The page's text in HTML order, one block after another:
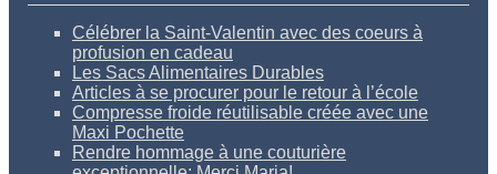
Célébrer la Saint-Valentin avec des coeurs à
profusion en cadeau
Les Sacs Alimentaires Durables
Articles à se procurer pour le retour à l’école
Compresse froide réutilisable créée avec une
Maxi Pochette
Rendre hommage à une couturière